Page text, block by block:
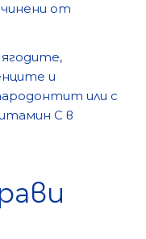
от
и
или с
C в